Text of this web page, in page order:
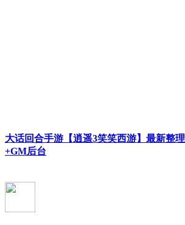
大话回合手游【逍遥3笑笑西游】最新整
+GM后台